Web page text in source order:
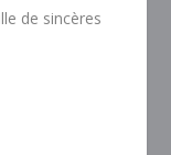
de sincères